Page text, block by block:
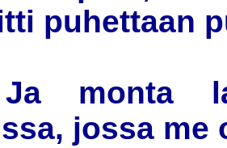
puhettaan
monta
jossa me